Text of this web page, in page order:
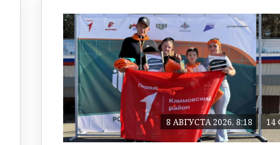
8 АВГУСТА 2026, 8:18 14